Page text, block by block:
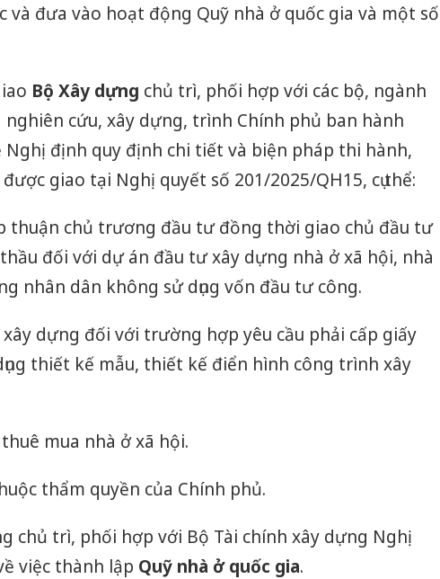
và đưa vào hoạt động Quỹ nhà ở quốc gia và một số
Bộ Xây dựng chủ trì, phối hợp với các bộ, ngành
cứu, xây dựng, trình Chính phủ ban hành
định quy định chi tiết và biện pháp thi hành,
giao tại Nghị quyết số 201/2025/QH15, cụ thể:
thuận chủ trương đầu tư đồng thời giao chủ đầu tư
đối với dự án đầu tư xây dựng nhà ở xã hội, nhà
nhân dân không sử dụng vốn đầu tư công.
xây dựng đối với trường hợp yêu cầu phải cấp giấy
thiết kế mẫu, thiết kế điển hình công trình xây
mua nhà ở xã hội.
thẩm quyền của Chính phủ.
chủ trì, phối hợp với Bộ Tài chính xây dựng Nghị
việc thành lập Quỹ nhà ở quốc gia.